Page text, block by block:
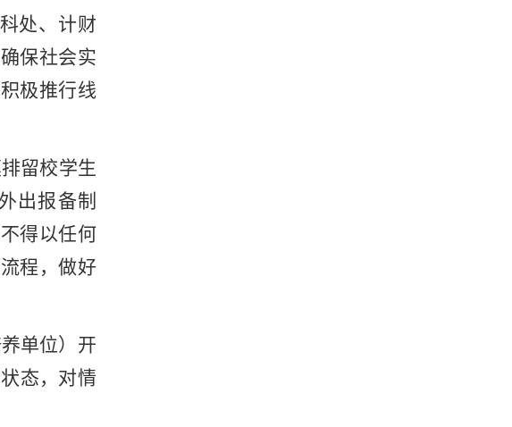
处、计财
保社会实
极推行线
留校学生
出报备制
得以任何
程，做好
单位）开
态，对情